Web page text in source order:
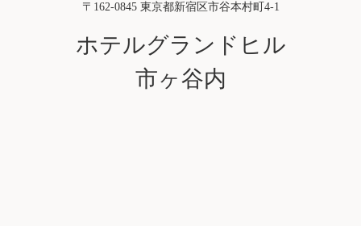
〒162-0845 東京都新宿区市谷本村町4-1
ホテルグランドヒル
市ヶ谷内